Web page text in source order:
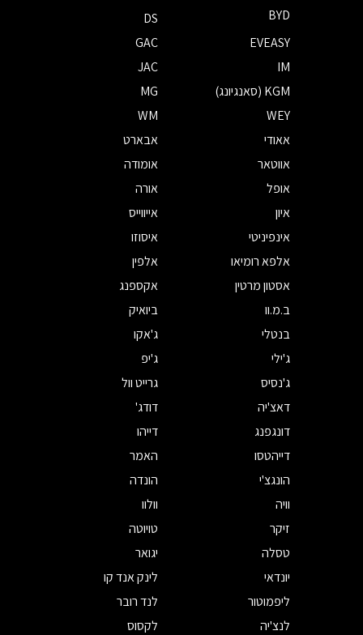
BYD
DS
EVEASY
GAC
IM
JAC
KGM (סאנגיונג)
MG
WEY
WM
אאודי
אבארט
אווטאר
אומודה
אופל
אורה
איון
אייווייס
אינפיניטי
איסוזו
אלפא רומיאו
אלפין
אסטון מרטין
אקספנג
ב.מ.וו
ביואיק
בנטלי
ג'אקו
ג'ילי
ג'יפ
ג'נסיס
גרייט וול
דאצ'יה
דודג'
דונגפנג
דייהו
דייהטסו
האמר
הונגצ'י
הונדה
וויה
וולוו
זיקר
טויוטה
טסלה
יגואר
יונדאי
לינק אנד קו
ליפמוטור
לנד רובר
לנצ'יה
לקסוס